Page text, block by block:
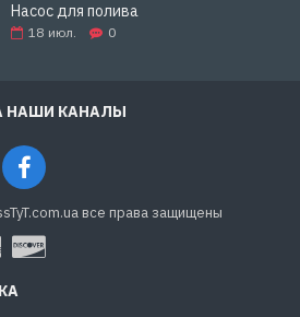
Насос для полива
18 июл. 0
НАШИ КАНАЛЫ
все права защищены